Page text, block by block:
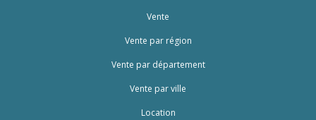
Vente
Vente par région
Vente par département
Vente par ville
Location